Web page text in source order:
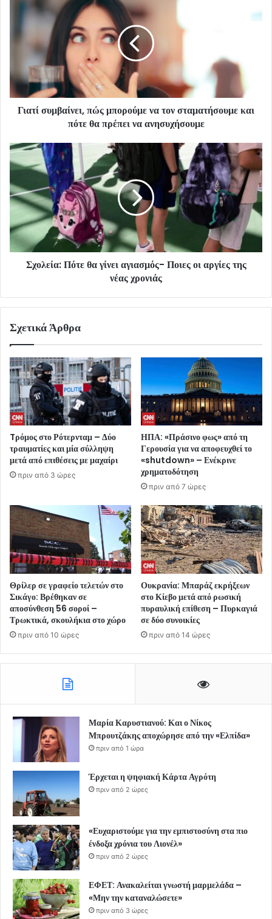
Γιατί συμβαίνει, πώς μπορούμε να τον σταματήσουμε και
πότε θα πρέπει να ανησυχήσουμε
Σχολεία: Πότε θα γίνει αγιασμός- Ποιες οι αργίες της
νέας χρονιάς
Σχετικά Άρθρα
Tρόμος στο Ρότερνταμ – Δύο
τραυματίες και μία σύλληψη
μετά από επιθέσεις με μαχαίρι
πριν από 3 ώρες
ΗΠΑ: «Πράσινο φως» από τη
Γερουσία για να αποφευχθεί το
«shutdown» – Ενέκρινε
χρηματοδότηση
πριν από 7 ώρες
Θρίλερ σε γραφείο τελετών στο
Σικάγο: Βρέθηκαν σε
αποσύνθεση 56 σοροί –
Τρωκτικά, σκουλήκια στο χώρο
πριν από 10 ώρες
Ουκρανία: Μπαράζ εκρήξεων
στο Κίεβο μετά από ρωσική
πυραυλική επίθεση – Πυρκαγιά
σε δύο συνοικίες
πριν από 14 ώρες
Μαρία Καρυστιανού: Και ο Νίκος
Μπρουτζάκης αποχώρησε από την «Ελπίδα»
πριν από 1 ώρα
Έρχεται η ψηφιακή Κάρτα Αγρότη
πριν από 2 ώρες
«Ευχαριστούμε για την εμπιστοσύνη στα πιο
ένδοξα χρόνια του Λιονέλ»
πριν από 2 ώρες
ΕΦΕΤ: Ανακαλείται γνωστή μαρμελάδα –
«Μην την καταναλώσετε»
πριν από 3 ώρες